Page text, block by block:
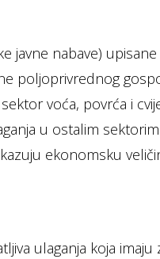
javne nabave) upisane
poljoprivrednog
voća, povrća i
u ostalim
ekonomsku
ulaganja koja imaju